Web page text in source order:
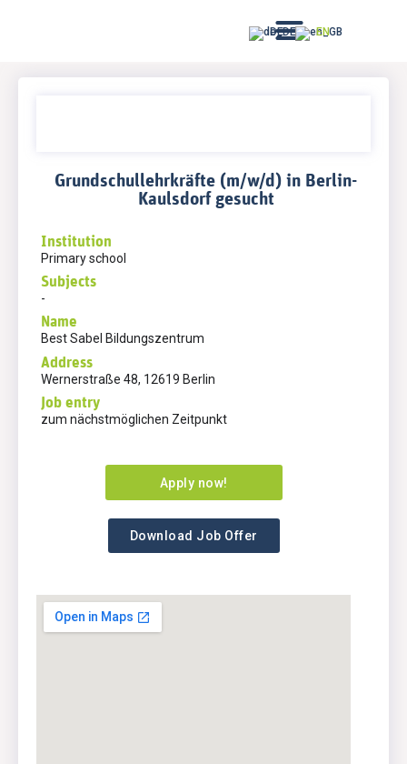
DE EN
Grundschullehrkräfte (m/w/d) in Berlin-
Kaulsdorf gesucht
Institution
Primary school
Subjects
-
Name
Best Sabel Bildungszentrum
Address
Wernerstraße 48, 12619 Berlin
Job entry
zum nächstmöglichen Zeitpunkt
Apply now!
Download Job Offer